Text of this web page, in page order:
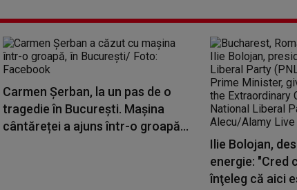
Carmen Șerban, la un pas de o
tragedie în București. Mașina
cântăreței a ajuns într-o groapă...
Ilie Bolojan,
energie: "Cred
înţeleg că aici